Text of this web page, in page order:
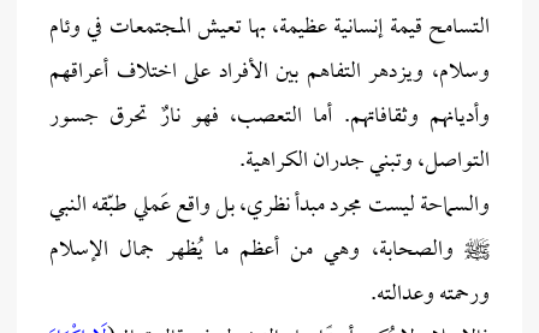
التسامح قيمة إنسانية عظيمة، بها تعيش المجتمعات في وئام
وسلام، ويزدهر التفاهم بين الأفراد على اختلاف أعراقهم
وأديانهم وثقافاتهم. أما التعصب، فهو نارٌ تحرق جسور
التواصل، وتبني جدران الكراهية.
والسماحة ليست مجرد مبدأ نظري، بل واقع عَملي طبّقه النبي
ﷺ والصحابة، وهي من أعظم ما يُظهر جمال الإسلام
ورحمته وعدالته.